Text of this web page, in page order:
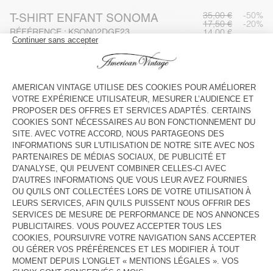
T-SHIRT ENFANT SONOMA
RÉFÉRENCE : KSON02DGE23
35,00 € -50%
17,50 € -20%
14,00 €
| CANARI VINTAGE
3 5 7 9 11 13
GUIDE DES TAILLES
Livraison estiméeentre le mardi 11 août et le jeudi 13 août
AJOUTER AU PANIER
DESCRIPTION
TAILLE ET COUPE
COMPOSITION